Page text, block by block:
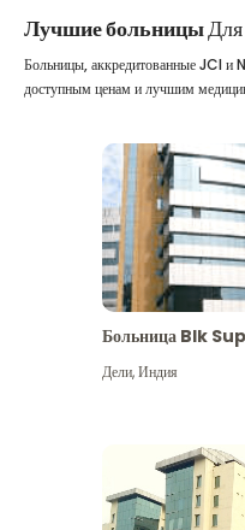
Лучшие больницы
Больницы, аккредитованные JCI и
доступным ценам и лучшим
Больница Blk
Дели,Индия